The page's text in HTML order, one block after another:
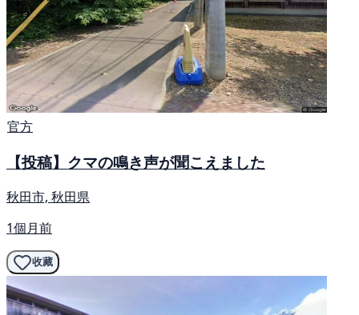
官方
【投稿】クマの鳴き声が聞こえました
秋田市, 秋田県
1個月前
收藏